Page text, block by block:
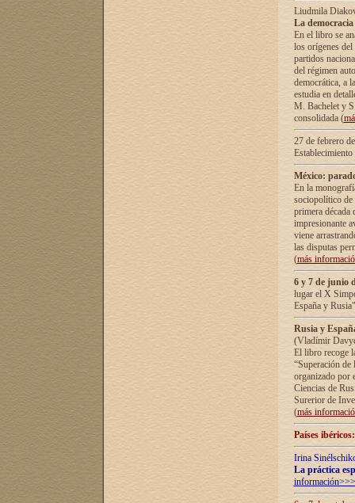
Liudmila
La
En el libro se
los orígenes
partidos
del régimen
democrática, а
estudia en
М. Bachelet у
consolidada (
27 de febrero
México:
En la
sociopolítico de
primera década
impresionante
viene
las disputas
(más
6 y 7 de junio
lugar el X
España y
Rusia y
(Vladímir
El libro recoge
“Superación
organizado por
Ciencias de
Surerior de
(más
Países
Irina
La práctica
información>>>